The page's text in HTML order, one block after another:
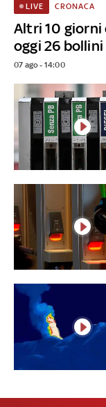
Altri 10 giorni
oggi 26 bollini
LIVE CRONACA
07 ago - 14:00